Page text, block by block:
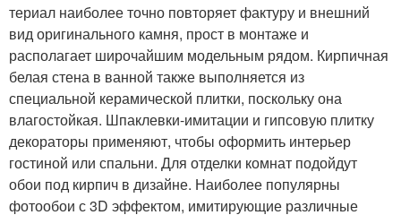
териал наиболее точно повторяет фактуру и внешний
вид оригинального камня, прост в монтаже и
располагает широчайшим модельным рядом. Кирпичная
белая стена в ванной также выполняется из
специальной керамической плитки, поскольку она
влагостойкая. Шпаклевки-имитации и гипсовую плитку
декораторы применяют, чтобы оформить интерьер
гостиной или спальни. Для отделки комнат подойдут
обои под кирпич в дизайне. Наиболее популярны
фотообои с 3D эффектом, имитирующие различные